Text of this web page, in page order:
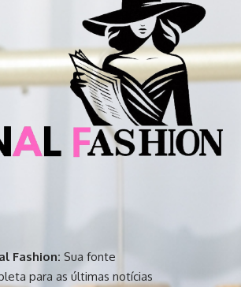
Fashion: Sua fonte
para as últimas notícias